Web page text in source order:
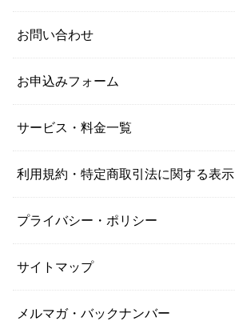
お問い合わせ
お申込みフォーム
サービス・料金一覧
利用規約・特定商取引法に関する表示
プライバシー・ポリシー
サイトマップ
メルマガ・バックナンバー